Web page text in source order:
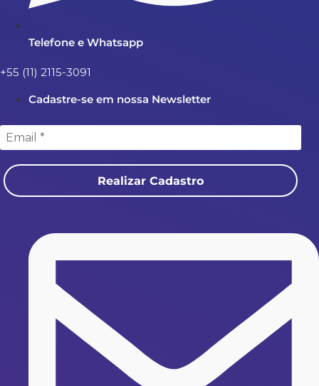
Telefone e Whatsapp
+55 (11) 2115-3091
Cadastre-se em nossa Newsletter
Realizar Cadastro